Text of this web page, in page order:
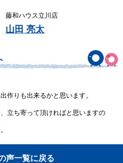
藤和ハウス立川店
山田 亮太
作りも出来るかと思います。
立ち寄って頂ければと思いますの
。
声一覧に戻る